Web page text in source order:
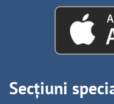
Secțiuni